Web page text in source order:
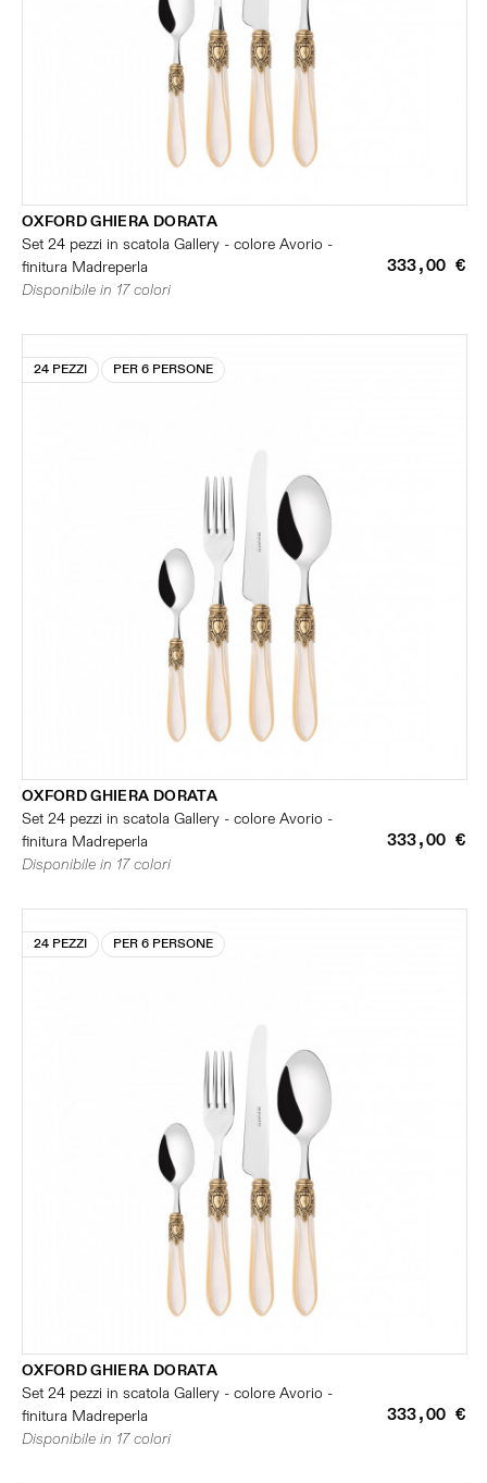
OXFORD GHIERA DORATA
Set 24 pezzi in scatola Gallery - colore Avorio -
finitura Madreperla
333,00 €
Disponibile in 17 colori
24 PEZZI PER 6 PERSONE
OXFORD GHIERA DORATA
Set 24 pezzi in scatola Gallery - colore Avorio -
finitura Madreperla
333,00 €
Disponibile in 17 colori
24 PEZZI PER 6 PERSONE
OXFORD GHIERA DORATA
Set 24 pezzi in scatola Gallery - colore Avorio -
finitura Madreperla
333,00 €
Disponibile in 17 colori